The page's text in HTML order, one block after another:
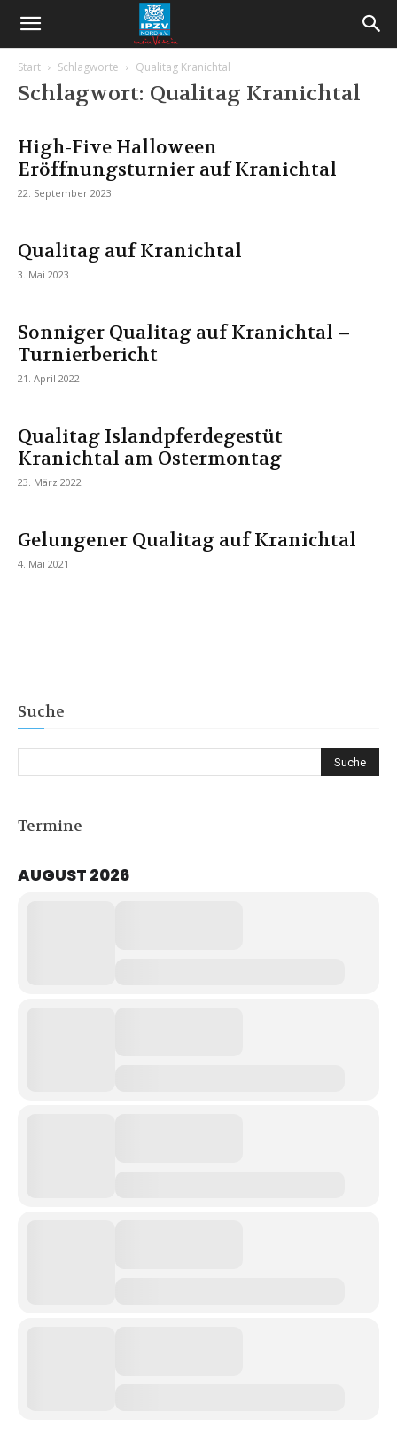
Start Schlagworte Qualitag Kranichtal
Schlagwort: Qualitag Kranichtal
High-Five Halloween
Eröffnungsturnier auf Kranichtal
22. September 2023
Qualitag auf Kranichtal
3. Mai 2023
Sonniger Qualitag auf Kranichtal –
Turnierbericht
21. April 2022
Qualitag Islandpferdegestüt
Kranichtal am Ostermontag
23. März 2022
Gelungener Qualitag auf Kranichtal
4. Mai 2021
Suche
Termine
AUGUST 2026